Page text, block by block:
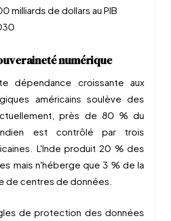
milliards de dollars au PIB
numérique
dépendance croissante aux
américains soulève des
près de 80 % du
est contrôlé par trois
L'Inde produit 20 % des
mais n'héberge que 3 % de la
de centres de données.
de protection des données